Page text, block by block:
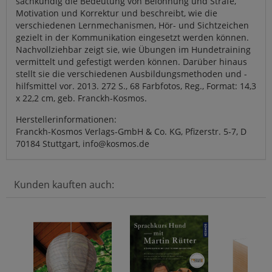
Motivation und Korrektur und beschreibt, wie die
verschiedenen Lernmechanismen, Hör- und Sichtzeichen
gezielt in der Kommunikation eingesetzt werden können.
Nachvollziehbar zeigt sie, wie Übungen im Hundetraining
vermittelt und gefestigt werden können. Darüber hinaus
stellt sie die verschiedenen Ausbildungsmethoden und -
hilfsmittel vor. 2013. 272 S., 68 Farbfotos, Reg., Format: 14,3
x 22,2 cm, geb. Franckh-Kosmos.
Herstellerinformationen:
Franckh-Kosmos Verlags-GmbH & Co. KG, Pfizerstr. 5-7, D
70184 Stuttgart, info@kosmos.de
Kunden kauften auch: